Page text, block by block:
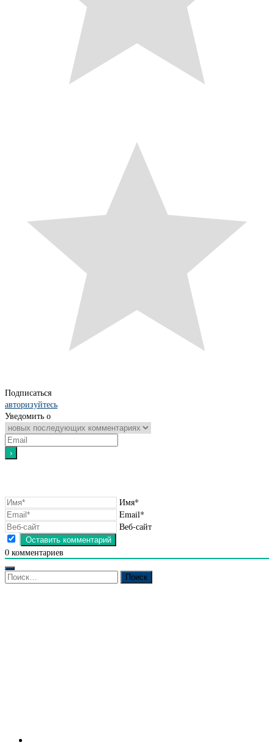
Подписаться
авторизуйтесь
Уведомить о
Имя*
Email*
Веб-сайт
0 комментариев
Найти: